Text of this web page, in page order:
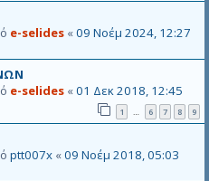
e-selides «09 Νοέμ 2024, 12:27
e-selides «01 Δεκ 2018, 12:45
1 … 6 7 8 9
ptt007x «09 Νοέμ 2018, 05:03